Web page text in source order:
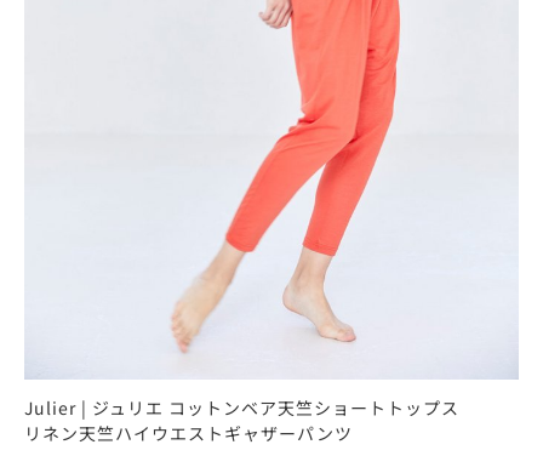
Julier | ジュリエ コットンベア天竺ショートトップス
リネン天竺ハイウエストギャザーパンツ